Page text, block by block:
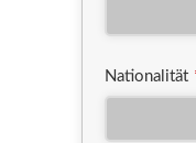
Nationalität